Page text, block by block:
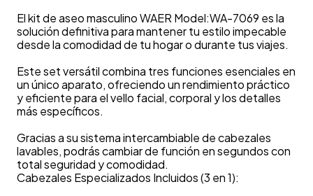
El kit de aseo masculino WAER Model:WA-7069 es la
solución definitiva para mantener tu estilo impecable
desde la comodidad de tu hogar o durante tus viajes.
Este set versátil combina tres funciones esenciales en
un único aparato, ofreciendo un rendimiento práctico
y eficiente para el vello facial, corporal y los detalles
más específicos.
Gracias a su sistema intercambiable de cabezales
lavables, podrás cambiar de función en segundos con
total seguridad y comodidad.
Cabezales Especializados Incluidos (3 en 1):